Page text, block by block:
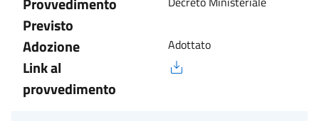
Previsto
Adozione Adottato
Link al
provvedimento